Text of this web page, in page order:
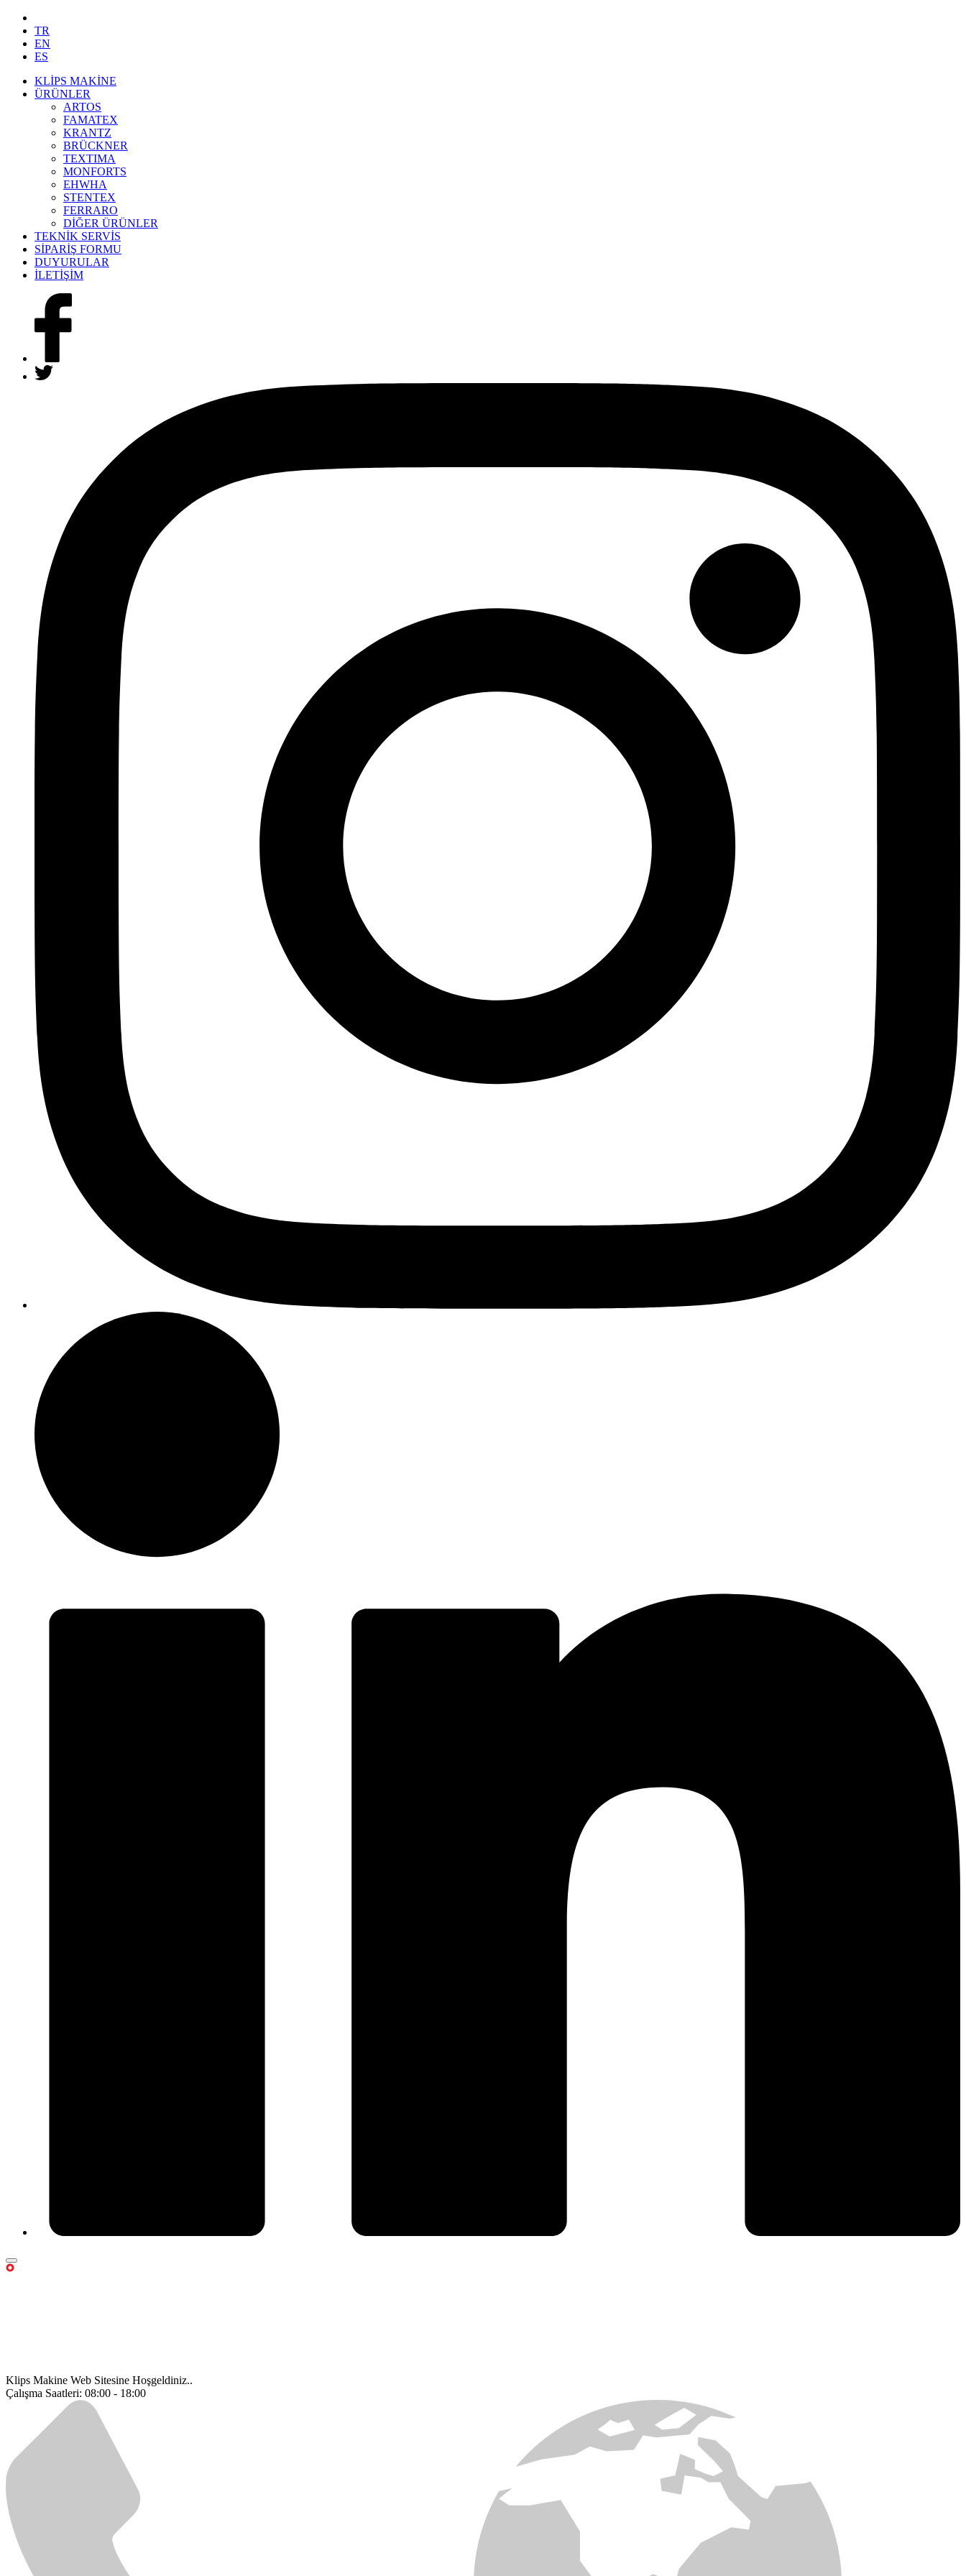
TR
EN
ES
KLİPS MAKİNE
ÜRÜNLER
ARTOS
FAMATEX
KRANTZ
BRÜCKNER
TEXTIMA
MONFORTS
EHWHA
STENTEX
FERRARO
DİĞER ÜRÜNLER
TEKNİK SERVİS
SİPARİŞ FORMU
DUYURULAR
İLETİŞİM
Klips Makine Web Sitesine Hoşgeldiniz..
Çalışma Saatleri: 08:00 - 18:00